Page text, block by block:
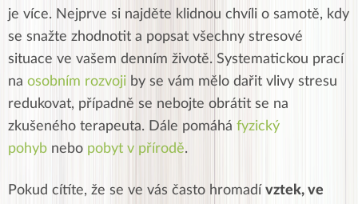
je více. Nejprve si najděte klidnou chvíli o samotě, kdy
se snažte zhodnotit a popsat všechny stresové
situace ve vašem denním životě. Systematickou prací
na osobním rozvoji by se vám mělo dařit vlivy stresu
redukovat, případně se nebojte obrátit se na
zkušeného terapeuta. Dále pomáhá fyzický
pohyb nebo pobyt v přírodě.
Pokud cítíte, že se ve vás často hromadí vztek, ve